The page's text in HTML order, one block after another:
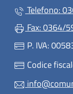
Telefono:
Fax: 0364/
P. IVA:
Codice